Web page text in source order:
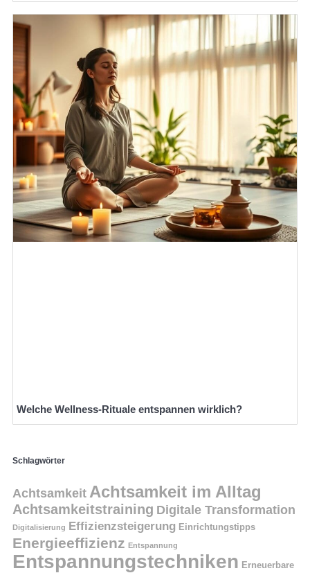
Welche Wellness-Rituale entspannen wirklich?
Schlagwörter
Achtsamkeit Achtsamkeit im Alltag
Achtsamkeitstraining Digitale Transformation
Digitalisierung Effizienzsteigerung Einrichtungstipps
Energieeffizienz Entspannung
Entspannungstechniken Erneuerbare